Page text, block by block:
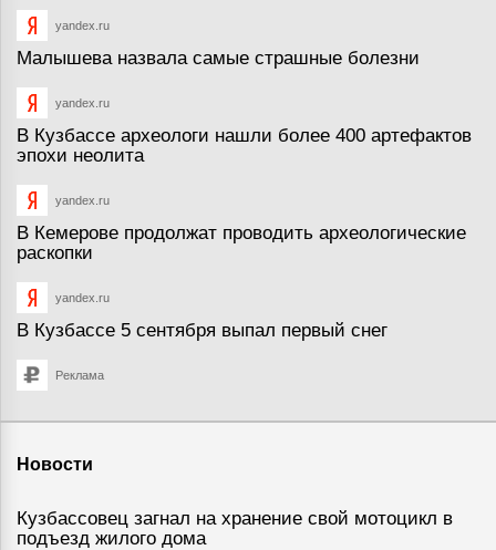
yandex.ru
Малышева назвала самые страшные болезни
yandex.ru
В Кузбассе археологи нашли более 400 артефактов
эпохи неолита
yandex.ru
В Кемерове продолжат проводить археологические
раскопки
yandex.ru
В Кузбассе 5 сентября выпал первый снег
Реклама
Новости
Кузбассовец загнал на хранение свой мотоцикл в
подъезд жилого дома